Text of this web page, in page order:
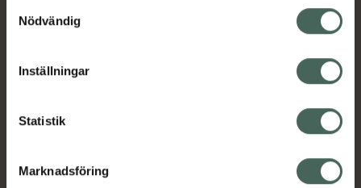
återkalla ditt samtycke via webbplatsens
cookieinställningar. Ett återkallat samtycke påverkar inte
lagligheten av behandling som skett innan återkallelsen.
Nödvändig
Inställningar
Statistik
Marknadsföring
syd till Lappland i norr, och online i mobilen och på
datorn. Oavsett vem du är så är det vårt uppdrag att
hjälpa just dig att må lite bättre. Välkommen att prata
med oss.
Kundservice